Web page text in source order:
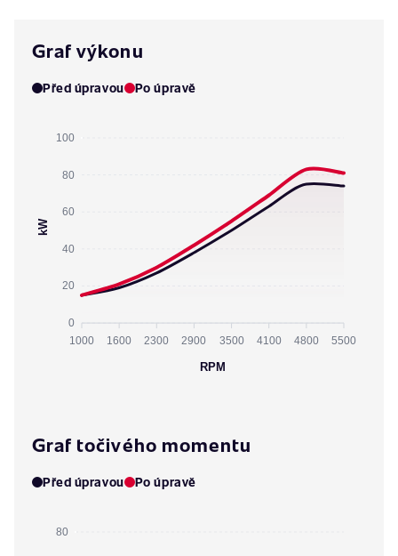
Graf výkonu
Před úpravou Po úpravě
100
80
60
40
20
0
kW
1000 1600 2300 2900 3500 4100 4800 5500
RPM
Graf točivého momentu
Před úpravou Po úpravě
80